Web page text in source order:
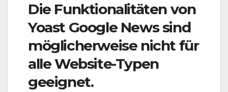
Die Funktionalitäten von
Yoast Google News sind
möglicherweise nicht für
alle Website-Typen
geeignet.